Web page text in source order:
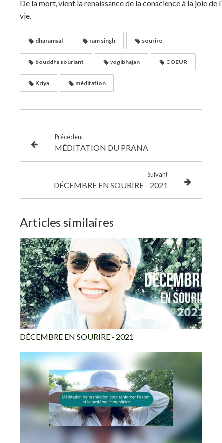
De la mort, vient la renaissance de la conscience à la joie
vie.
dharamsal ram singh sourire
bouddha souriant yogibhajan COEUR
Kriya méditation
Précédent
MÉDITATION DU PRANA
Suivant
DÉCEMBRE EN SOURIRE - 2021
Articles similaires
DÉCEMBRE EN SOURIRE - 2021